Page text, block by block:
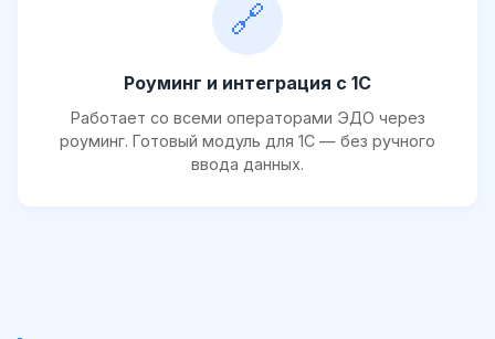
🔗
Роуминг и интеграция с 1С
Работает со всеми операторами ЭДО через
роуминг. Готовый модуль для 1С — без ручного
ввода данных.